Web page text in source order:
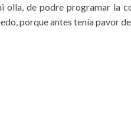
olla, de podre programar la
porque antes tenía pavor